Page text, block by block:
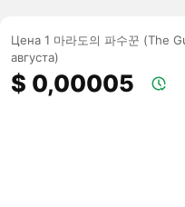
Цена 1 마라도의 파수꾼 (The
августа)
$ 0,00005